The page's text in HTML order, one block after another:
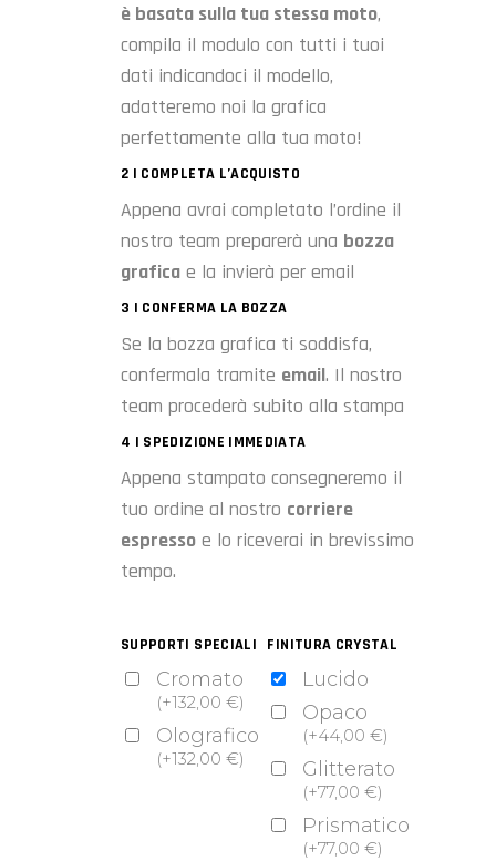
è basata sulla tua stessa moto,
compila il modulo con tutti i tuoi
dati indicandoci il modello,
adatteremo noi la grafica
perfettamente alla tua moto!
2 | COMPLETA L’ACQUISTO
Appena avrai completato l’ordine il
nostro team preparerà una bozza
grafica e la invierà per email
3 | CONFERMA LA BOZZA
Se la bozza grafica ti soddisfa,
confermala tramite email. Il nostro
team procederà subito alla stampa
4 | SPEDIZIONE IMMEDIATA
Appena stampato consegneremo il
tuo ordine al nostro corriere
espresso e lo riceverai in brevissimo
tempo.
SUPPORTI SPECIALI
Cromato
(+132,00 €)
Olografico
(+132,00 €)
FINITURA CRYSTAL
Lucido
Opaco
(+44,00€)
Glitterato
(+77,00€)
Prismatico
(+77,00€)